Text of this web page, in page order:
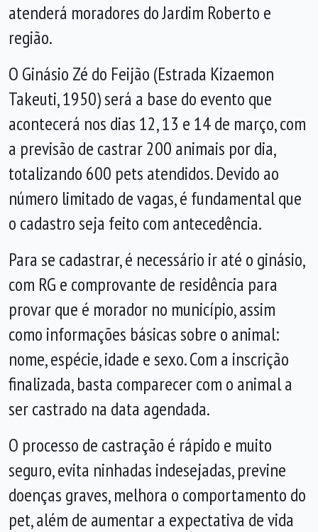
atenderá moradores do Jardim Roberto e
região.
O Ginásio Zé do Feijão (Estrada Kizaemon
Takeuti, 1950) será a base do evento que
acontecerá nos dias 12, 13 e 14 de março, com
a previsão de castrar 200 animais por dia,
totalizando 600 pets atendidos. Devido ao
número limitado de vagas, é fundamental que
o cadastro seja feito com antecedência.
Para se cadastrar, é necessário ir até o ginásio,
com RG e comprovante de residência para
provar que é morador no município, assim
como informações básicas sobre o animal:
nome, espécie, idade e sexo. Com a inscrição
finalizada, basta comparecer com o animal a
ser castrado na data agendada.
O processo de castração é rápido e muito
seguro, evita ninhadas indesejadas, previne
doenças graves, melhora o comportamento do
pet, além de aumentar a expectativa de vida